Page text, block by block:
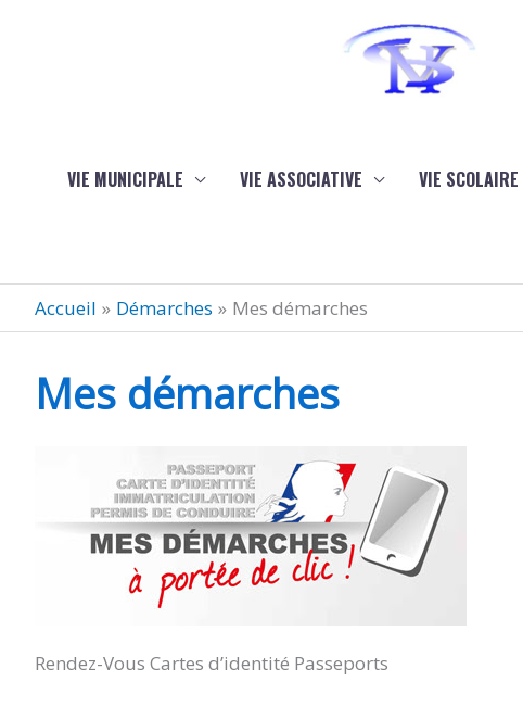
VIE MUNICIPALE VIE ASSOCIATIVE VIE SCOLAIRE
Accueil Démarches Mes démarches
Mes démarches
Rendez-Vous Cartes d’identité Passeports